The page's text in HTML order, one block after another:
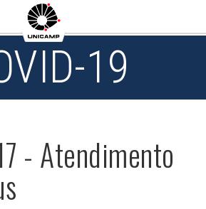
19
- Atendimento